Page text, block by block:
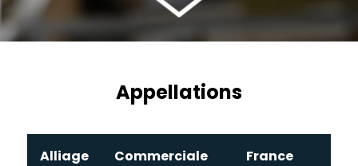
Appellations
Alliage Commerciale France